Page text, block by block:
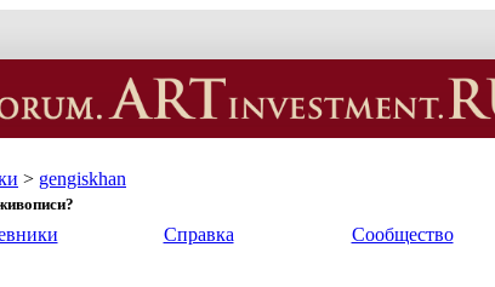
> gengiskhan
Справка Сообщество